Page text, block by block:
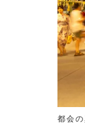
都会